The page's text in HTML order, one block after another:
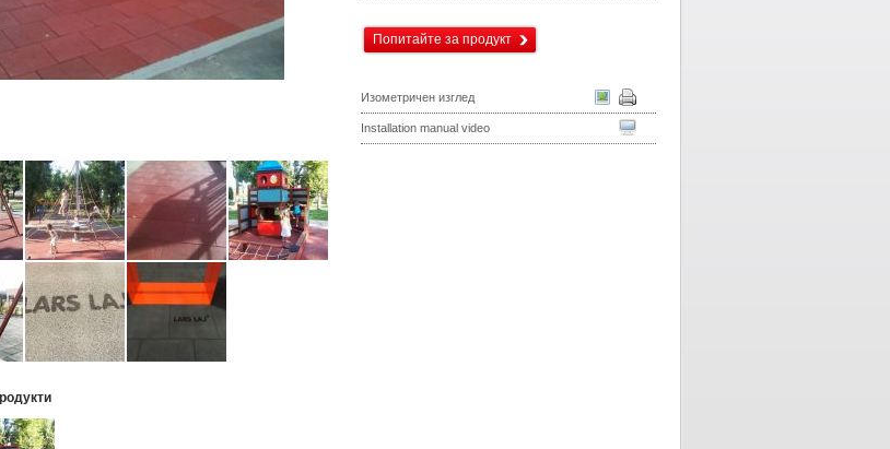
Попитайте за продукт
Изометричен изглед
Installation manual video